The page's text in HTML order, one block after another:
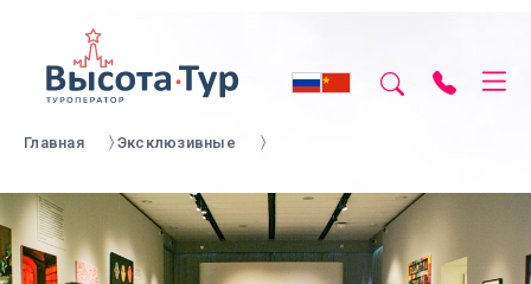
Главная Эксклюзивные